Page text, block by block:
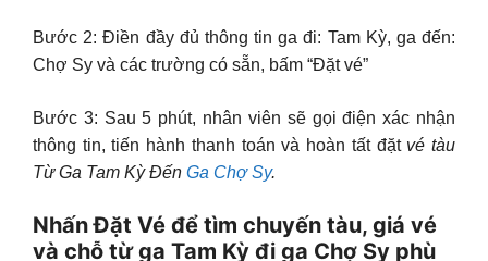
Bước 2: Điền đầy đủ thông tin ga đi: Tam Kỳ, ga đến:
Chợ Sy và các trường có sẵn, bấm “Đặt vé”
Bước 3: Sau 5 phút, nhân viên sẽ gọi điện xác nhận
thông tin, tiến hành thanh toán và hoàn tất đặt vé tàu
Từ Ga Tam Kỳ Đến Ga Chợ Sy.
Nhấn Đặt Vé để tìm chuyến tàu, giá vé
và chỗ từ ga Tam Kỳ đi ga Chợ Sy phù